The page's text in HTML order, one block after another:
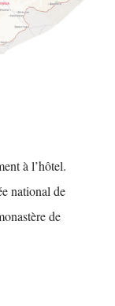
à l’hôtel.
national de
de